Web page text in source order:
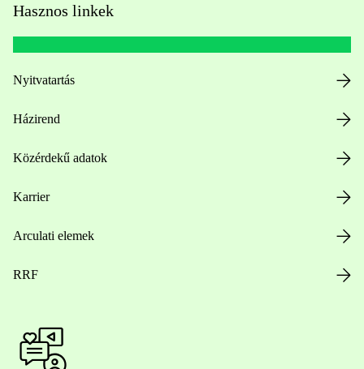
Hasznos linkek
Nyitvatartás
Házirend
Közérdekű adatok
Karrier
Arculati elemek
RRF